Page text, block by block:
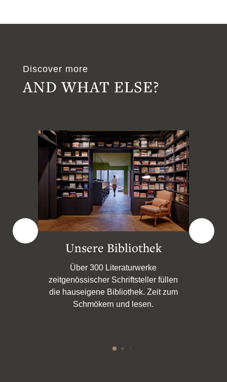
Discover more
AND WHAT ELSE?
Unser Garten
Die grüne Stadtoase: Liebevoll mit
viel grün gestaltet, genießen Sie im
grünen Garten einen Kaffee oder
lesen ein Buch.